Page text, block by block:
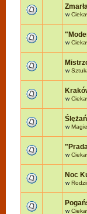
w
w
w
w
w
w
Noc
w
w